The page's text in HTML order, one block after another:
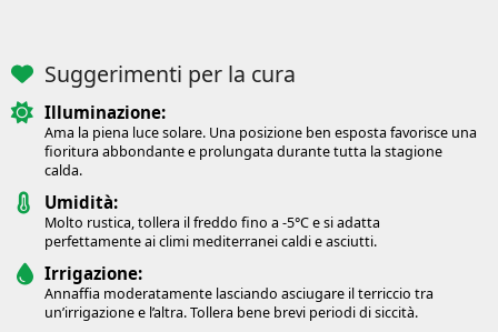
Suggerimenti per la cura
Illuminazione:
Ama la piena luce solare. Una posizione ben esposta favorisce una
fioritura abbondante e prolungata durante tutta la stagione
calda.
Umidità:
Molto rustica, tollera il freddo fino a -5°C e si adatta
perfettamente ai climi mediterranei caldi e asciutti.
Irrigazione:
Annaffia moderatamente lasciando asciugare il terriccio tra
un’irrigazione e l’altra. Tollera bene brevi periodi di siccità.